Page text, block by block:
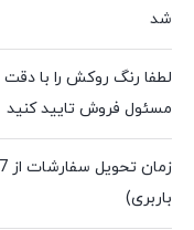
شد
لطفا رنگ روکش را با دقت
مسئول فروش تایید کنید
باربری)